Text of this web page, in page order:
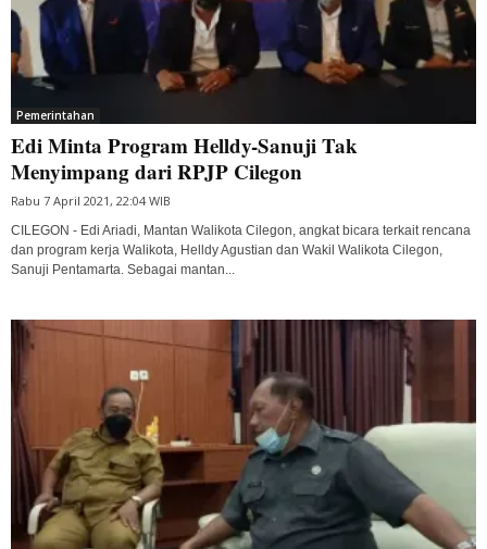
Pemerintahan
Edi Minta Program Helldy-Sanuji Tak
Menyimpang dari RPJP Cilegon
Rabu 7 April 2021, 22:04 WIB
CILEGON - Edi Ariadi, Mantan Walikota Cilegon, angkat bicara terkait rencana
dan program kerja Walikota, Helldy Agustian dan Wakil Walikota Cilegon,
Sanuji Pentamarta. Sebagai mantan...